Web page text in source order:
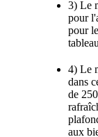
3) Le
pour
pour
4) Le
dans
de
aux